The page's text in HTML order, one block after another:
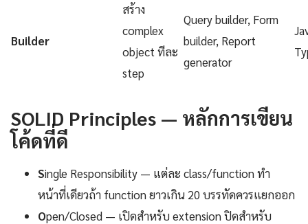
Builder
สร้าง
complex
object ทีละ
step
Query builder, Form
builder, Report
generator
SOLID Principles — หลักการเขียน
โค้ดที่ดี
Single Responsibility — แต่ละ class/function ทำ
หน้าที่เดียวถ้า function ยาวเกิน 20 บรรทัดควรแยกออก
Open/Closed — เปิดสำหรับ extension ปิดสำหรับ